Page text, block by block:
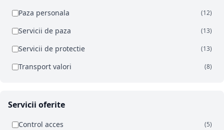
Paza personala (12)
Servicii de paza (13)
Servicii de protectie (13)
Transport valori (8)
Servicii oferite
Control acces (5)